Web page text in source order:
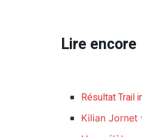
Lire encore
Résultat Trail
Kilian Jornet